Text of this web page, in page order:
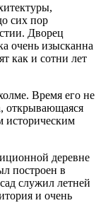
сих пор
Дворец
очень изысканна
как и сотни лет
Время его не
открывающаяся
историческим
деревне
построен в
служил летней
и очень